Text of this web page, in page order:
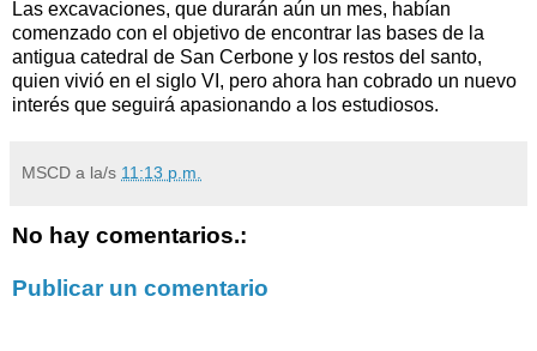
Las excavaciones, que durarán aún un mes, habían
comenzado con el objetivo de encontrar las bases de la
antigua catedral de San Cerbone y los restos del santo,
quien vivió en el siglo VI, pero ahora han cobrado un nuevo
interés que seguirá apasionando a los estudiosos.
MSCD a la/s 11:13 p.m.
No hay comentarios.:
Publicar un comentario